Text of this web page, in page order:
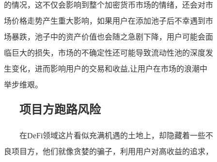
的情况，这不仅会影响到整个加密货币市场的情绪，还会对市
场价格走势产生重大影响，如果用户在添加池子后不幸遇到市
场暴跌，池子中的资产价值也会随之急剧下降，用户可能会面
临巨大的损失，市场的不确定性还可能导致流动性池的深度发
生变化，进而影响用户的交易和收益,让用户在市场的浪潮中
举步维艰。
项目方跑路风险
在DeFi领域这片看似充满机遇的土地上，却隐藏着一些不
良项目方，他们就像贪婪的骗子，利用用户对高收益的追求，